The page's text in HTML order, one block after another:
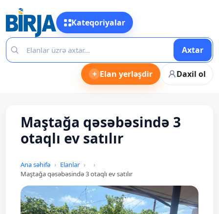
Kateqoriyalar
Axtar
+ Elan yerləşdir Daxil ol
Maştağa qəsəbəsində 3
otaqlı ev satılır
Ana səhifə
Elanlar
Maştağa qəsəbəsində 3 otaqlı ev satılır